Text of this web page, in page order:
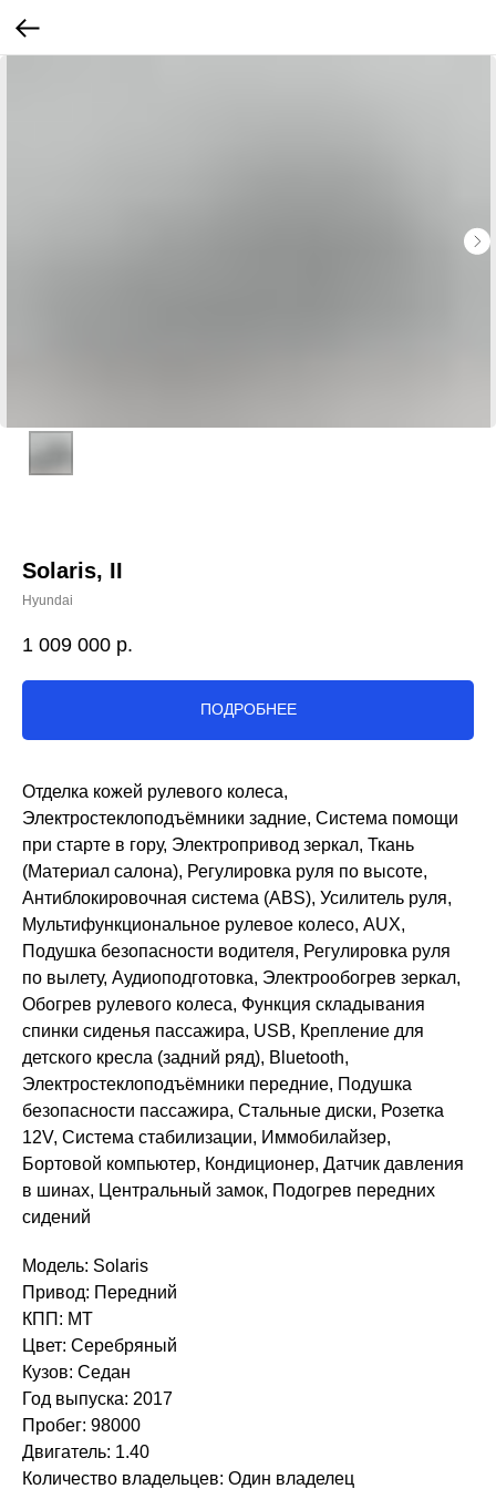
Solaris, II
Hyundai
1 009 000 р.
ПОДРОБНЕЕ
Отделка кожей рулевого колеса,
Электростеклоподъёмники задние, Система помощи
при старте в гору, Электропривод зеркал, Ткань
(Материал салона), Регулировка руля по высоте,
Антиблокировочная система (ABS), Усилитель руля,
Мультифункциональное рулевое колесо, AUX,
Подушка безопасности водителя, Регулировка руля
по вылету, Аудиоподготовка, Электрообогрев зеркал,
Обогрев рулевого колеса, Функция складывания
спинки сиденья пассажира, USB, Крепление для
детского кресла (задний ряд), Bluetooth,
Электростеклоподъёмники передние, Подушка
безопасности пассажира, Стальные диски, Розетка
12V, Система стабилизации, Иммобилайзер,
Бортовой компьютер, Кондиционер, Датчик давления
в шинах, Центральный замок, Подогрев передних
сидений
Модель: Solaris
Привод: Передний
КПП: MT
Цвет: Серебряный
Кузов: Седан
Год выпуска: 2017
Пробег: 98000
Двигатель: 1.40
Количество владельцев: Один владелец